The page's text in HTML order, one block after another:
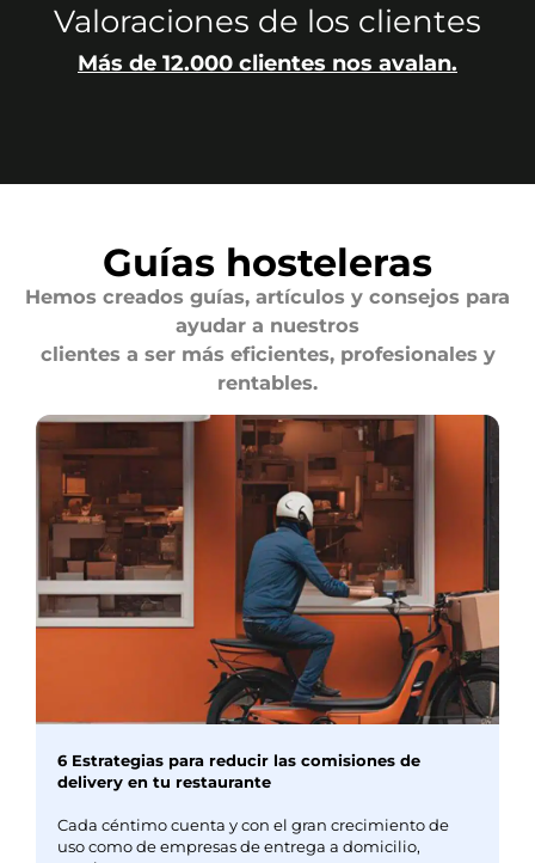
Valoraciones de los clientes
Más de 12.000 clientes nos avalan.
Guías hosteleras
Hemos creados guías, artículos y consejos para
ayudar a nuestros
clientes a ser más eficientes, profesionales y
rentables.
6 Estrategias para reducir las comisiones de
delivery en tu restaurante
Cada céntimo cuenta y con el gran crecimiento de
uso como de empresas de entrega a domicilio,